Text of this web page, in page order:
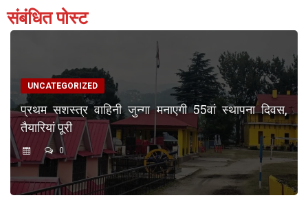
संबंधित पोस्ट
UNCATEGORIZED
प्रथम सशस्त्र वाहिनी जुन्गा मनाएगी 55वां स्थापना दिवस,
तैयारियां पूरी
0